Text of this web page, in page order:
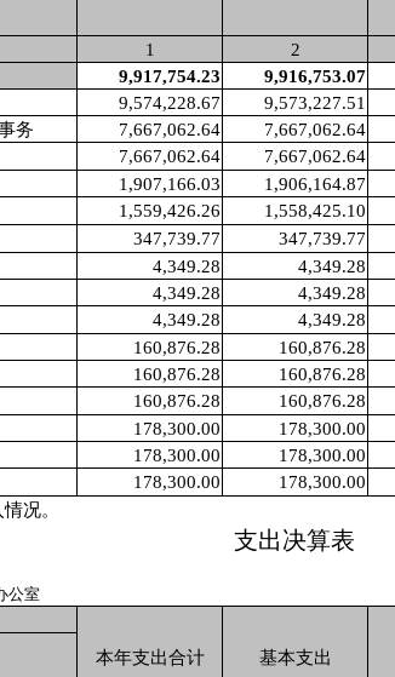
1 2
9,917,754.23 9,916,753.07
9,574,228.67 9,573,227.51
务 7,667,062.64 7,667,062.64
7,667,062.64 7,667,062.64
1,907,166.03 1,906,164.87
1,559,426.26 1,558,425.10
347,739.77 347,739.77
4,349.28 4,349.28
4,349.28 4,349.28
4,349.28 4,349.28
160,876.28 160,876.28
160,876.28 160,876.28
160,876.28 160,876.28
178,300.00 178,300.00
178,300.00 178,300.00
178,300.00 178,300.00
况。
支出决算表
公室
本年支出合计
基本支出